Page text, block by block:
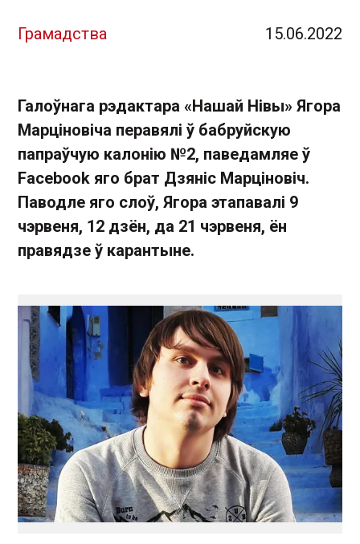
Грамадства 15.06.2022
Галоўнага рэдактара «Нашай Нівы» Ягора
Марціновіча перавялі ў бабруйскую
папраўчую калонію №2, паведамляе ў
Facebook яго брат Дзяніс Марціновіч.
Паводле яго слоў, Ягора этапавалі 9
чэрвеня, 12 дзён, да 21 чэрвеня, ён
правядзе ў карантыне.